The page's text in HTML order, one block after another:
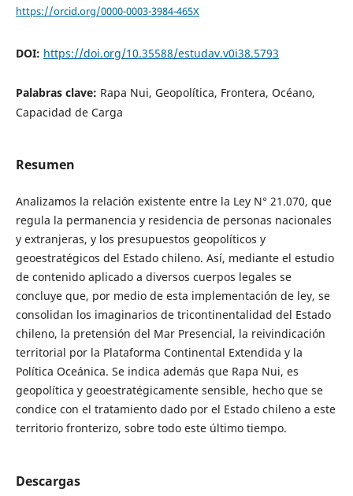
https://orcid.org/0000-0003-3984-465X
DOI: https://doi.org/10.35588/estudav.v0i38.5793
Palabras clave: Rapa Nui, Geopolítica, Frontera, Océano,
Capacidad de Carga
Resumen
Analizamos la relación existente entre la Ley N° 21.070, que
regula la permanencia y residencia de personas nacionales
y extranjeras, y los presupuestos geopolíticos y
geoestratégicos del Estado chileno. Así, mediante el estudio
de contenido aplicado a diversos cuerpos legales se
concluye que, por medio de esta implementación de ley, se
consolidan los imaginarios de tricontinentalidad del Estado
chileno, la pretensión del Mar Presencial, la reivindicación
territorial por la Plataforma Continental Extendida y la
Política Oceánica. Se indica además que Rapa Nui, es
geopolítica y geoestratégicamente sensible, hecho que se
condice con el tratamiento dado por el Estado chileno a este
territorio fronterizo, sobre todo este último tiempo.
Descargas